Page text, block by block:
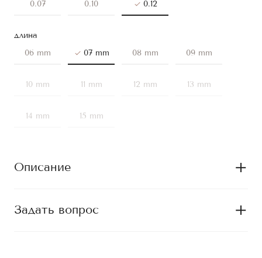
0.07
0.10 0.12
длина
06 mm
07 mm 08 mm 09 mm
10 mm 11 mm 12 mm 13 mm
14 mm 15 mm
Описание
Задать вопрос